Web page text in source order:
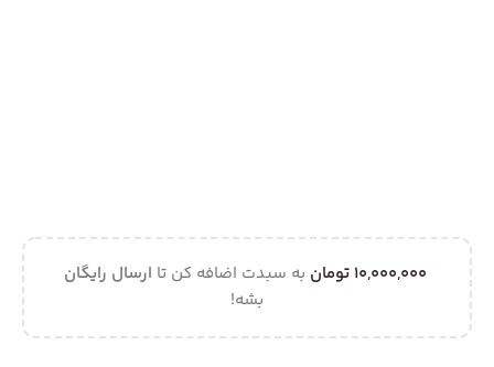
10,000,000 تومان به سبدت اضافه کن تا ارسال رایگان
بشه!